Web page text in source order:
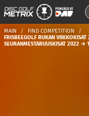
MAIN
FIND COMPETITION
FRISBEEGOLF RUKAN
SEURANMESTARUUSKISAT 2022 →